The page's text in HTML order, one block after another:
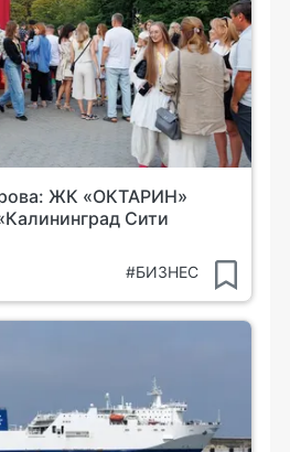
ЖК «ОКТАРИН»
Сити
#БИЗНЕС